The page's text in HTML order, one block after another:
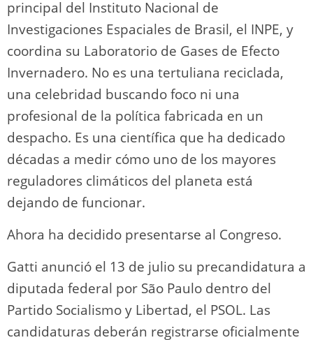
principal del Instituto Nacional de
Investigaciones Espaciales de Brasil, el INPE, y
coordina su Laboratorio de Gases de Efecto
Invernadero. No es una tertuliana reciclada,
una celebridad buscando foco ni una
profesional de la política fabricada en un
despacho. Es una científica que ha dedicado
décadas a medir cómo uno de los mayores
reguladores climáticos del planeta está
dejando de funcionar.
Ahora ha decidido presentarse al Congreso.
Gatti anunció el 13 de julio su precandidatura a
diputada federal por São Paulo dentro del
Partido Socialismo y Libertad, el PSOL. Las
candidaturas deberán registrarse oficialmente